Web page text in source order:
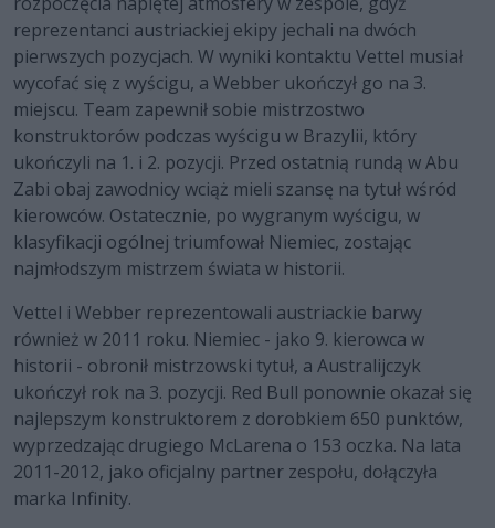
reprezentanci austriackiej ekipy jechali na dwóch
pierwszych pozycjach. W wyniki kontaktu Vettel musiał
wycofać się z wyścigu, a Webber ukończył go na 3.
miejscu. Team zapewnił sobie mistrzostwo
konstruktorów podczas wyścigu w Brazylii, który
ukończyli na 1. i 2. pozycji. Przed ostatnią rundą w Abu
Zabi obaj zawodnicy wciąż mieli szansę na tytuł wśród
kierowców. Ostatecznie, po wygranym wyścigu, w
klasyfikacji ogólnej triumfował Niemiec, zostając
najmłodszym mistrzem świata w historii.
Vettel i Webber reprezentowali austriackie barwy
również w 2011 roku. Niemiec - jako 9. kierowca w
historii - obronił mistrzowski tytuł, a Australijczyk
ukończył rok na 3. pozycji. Red Bull ponownie okazał się
najlepszym konstruktorem z dorobkiem 650 punktów,
wyprzedzając drugiego McLarena o 153 oczka. Na lata
2011-2012, jako oficjalny partner zespołu, dołączyła
marka Infinity.